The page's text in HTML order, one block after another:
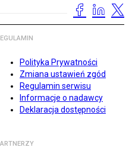
Polityka Prywatności
Zmiana ustawień zgód
Regulamin serwisu
Informacje o nadawcy
Deklaracja dostępności